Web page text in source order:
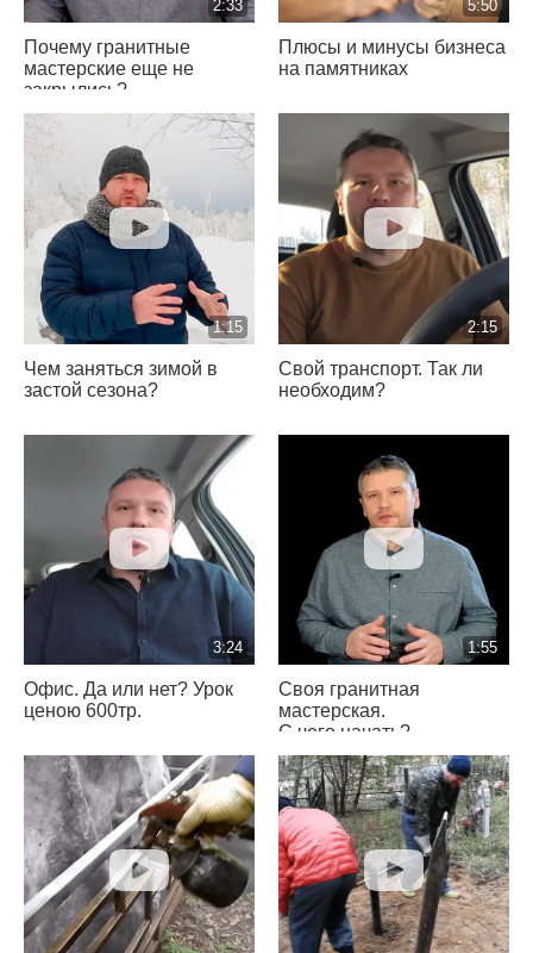
2:33
Почему гранитные
мастерские еще не
закрылись?
5:50
Плюсы и минусы бизнеса
на памятниках
1:15
Чем заняться зимой в
застой сезона?
2:15
Свой транспорт. Так ли
необходим?
3:24
Офис. Да или нет? Урок
ценою 600тр.
1:55
Своя гранитная
мастерская.
С чего начать?